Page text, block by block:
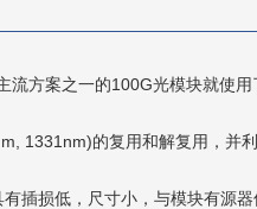
方案之一的100G光模块就使用
1331nm)的复用和解复用，并
损低，尺寸小，与模块有源器